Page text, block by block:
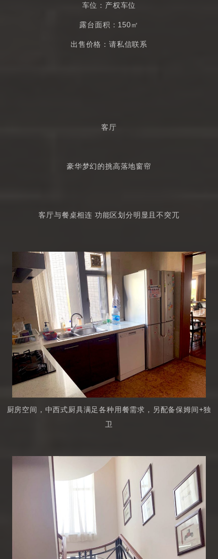
车位：产权车位
露台面积：150㎡
出售价格：请私信联系
客厅
豪华梦幻的挑高落地窗帘
客厅与餐桌相连 功能区划分明显且不突兀
厨房空间，中西式厨具满足各种用餐需求，另配备保姆间+独
卫